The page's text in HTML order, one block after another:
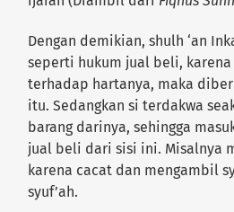
Dengan demikian, shulh ‘an
seperti hukum jual beli,
terhadap hartanya, maka
itu. Sedangkan si terdakwa
barang darinya, sehingga
jual beli dari sisi ini. Misalnya
karena cacat dan mengambil
syuf’ah.